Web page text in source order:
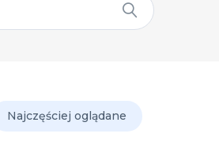
Najczęściej oglądane